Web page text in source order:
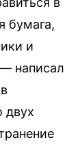
бумага,
и
написал
двух